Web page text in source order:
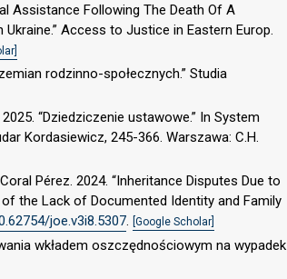
Assistance Following The Death Of A
Access to Justice in Eastern Europ.
rodzinno-społecznych.” Studia
“Dziedziczenie ustawowe.” In System
Kordasiewicz, 245-366. Warszawa: C.H.
Pérez. 2024. “Inheritance Disputes Due to
the Lack of Documented Identity and Family
joe.v3i8.5307. [Google Scholar]
wkładem oszczędnościowym na wypadek